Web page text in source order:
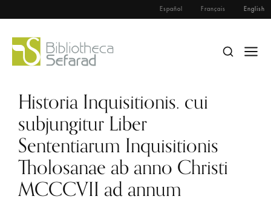
Español Français English
Historia Inquisitionis. cui
subjungitur Liber
Sententiarum Inquisitionis
Tholosanae ab anno Christi
MCCCVII ad annum